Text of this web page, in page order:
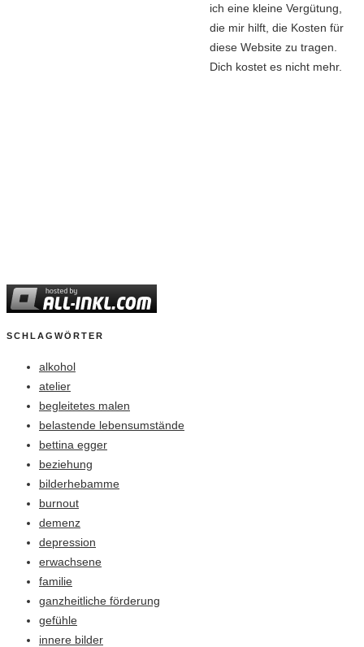
ich eine kleine Vergütung,
die mir hilft, die Kosten für
diese Website zu tragen.
Dich kostet es nicht mehr.
SCHLAGWÖRTER
alkohol
atelier
begleitetes malen
belastende lebensumstände
bettina egger
beziehung
bilderhebamme
burnout
demenz
depression
erwachsene
familie
ganzheitliche förderung
gefühle
innere bilder